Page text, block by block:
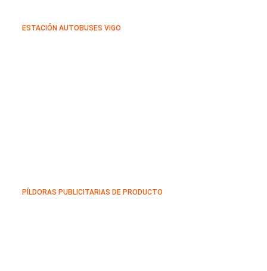
ESTACIÓN AUTOBUSES VIGO
PÍLDORAS PUBLICITARIAS DE PRODUCTO